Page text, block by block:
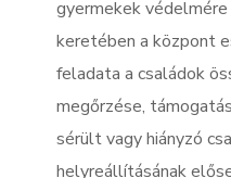
gyermekek
keretében a központ
feladata a családok
megőrzése,
sérült vagy hiányzó
helyreállításának